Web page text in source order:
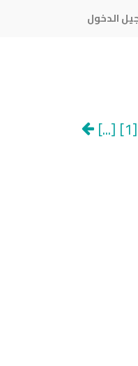
الدخول